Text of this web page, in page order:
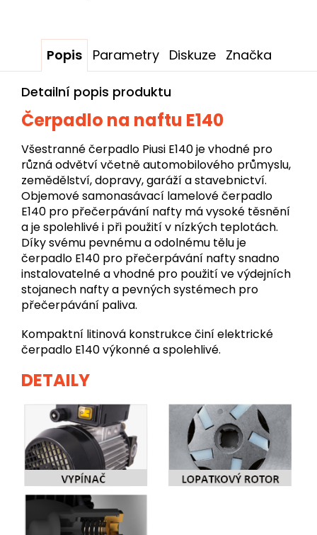
Popis Parametry Diskuze Značka
Detailní popis produktu
Čerpadlo na naftu E140
Všestranné čerpadlo Piusi E140 je vhodné pro
různá odvětví včetně automobilového průmyslu,
zemědělství, dopravy, garáží a stavebnictví.
Objemové samonasávací lamelové čerpadlo
E140 pro přečerpávání nafty má vysoké těsnění
a je spolehlivé i při použití v nízkých teplotách.
Díky svému pevnému a odolnému tělu je
čerpadlo E140 pro přečerpávání nafty snadno
instalovatelné a vhodné pro použití ve výdejních
stojanech nafty a pevných systémech pro
přečerpávání paliva.
Kompaktní litinová konstrukce činí elektrické
čerpadlo E140 výkonné a spolehlivé.
DETAILY